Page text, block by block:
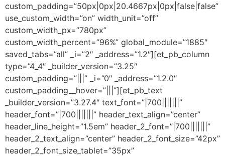
custom_padding=”50px|0px|20.4667px|0px|false|false”
use_custom_width=”on” width_unit=”off”
custom_width_px=”780px”
custom_width_percent=”96%” global_module=”1885″
saved_tabs=”all” _i=”2″ _address=”1.2″][et_pb_column
type=”4_4″ _builder_version=”3.25″
custom_padding=”|||” _i=”0″ _address=”1.2.0″
custom_padding__hover=”|||”][et_pb_text
_builder_version=”3.27.4″ text_font=”|700|||||||”
header_font=”|700|||||||” header_text_align=”center”
header_line_height=”1.5em” header_2_font=”|700|||||||”
header_2_text_align=”center” header_2_font_size=”42px”
header_2_font_size_tablet=”35px”